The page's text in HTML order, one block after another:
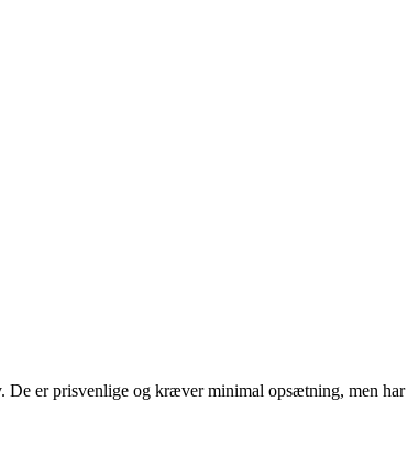
De er prisvenlige og kræver minimal opsætning, men har